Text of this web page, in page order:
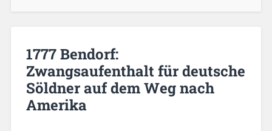
1777 Bendorf:
Zwangsaufenthalt für deutsche
Söldner auf dem Weg nach
Amerika